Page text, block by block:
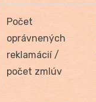
Počet
oprávnených
reklamácií /
počet zmlúv